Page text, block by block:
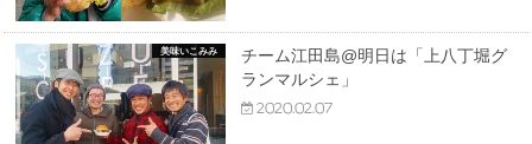
美味いこみみ
チーム江田島@明日は「上八丁堀グ
ランマルシェ」
2020.02.07